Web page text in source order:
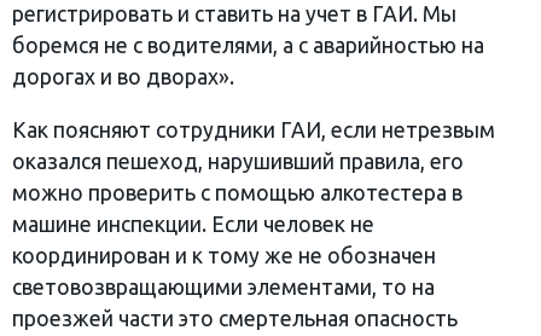
регистрировать и ставить на учет в ГАИ. Мы
боремся не с водителями, а с аварийностью на
дорогах и во дворах».
Как поясняют сотрудники ГАИ, если нетрезвым
оказался пешеход, нарушивший правила, его
можно проверить с помощью алкотестера в
машине инспекции. Если человек не
координирован и к тому же не обозначен
световозвращающими элементами, то на
проезжей части это смертельная опасность